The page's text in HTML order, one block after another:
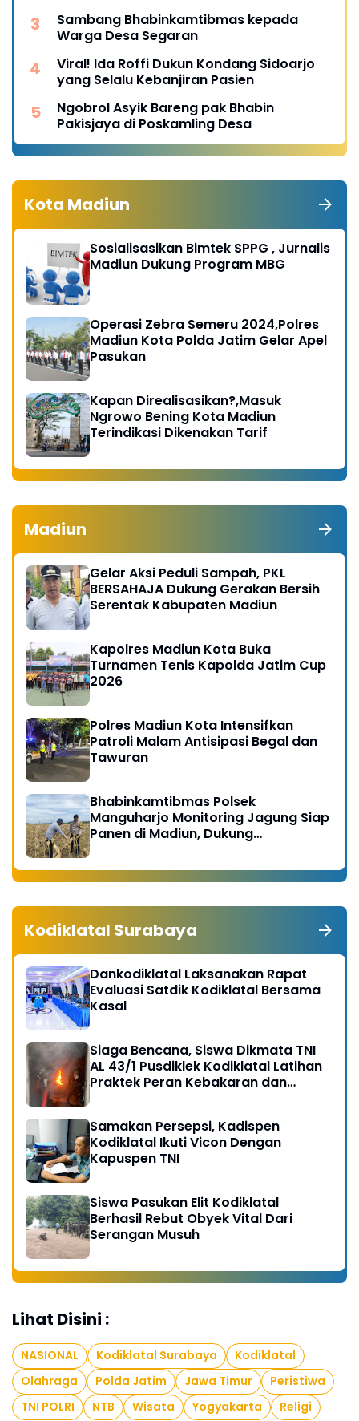
Sambang Bhabinkamtibmas kepada
Warga Desa Segaran
Viral! Ida Roffi Dukun Kondang Sidoarjo
yang Selalu Kebanjiran Pasien
Ngobrol Asyik Bareng pak Bhabin
Pakisjaya di Poskamling Desa
Kota Madiun
Sosialisasikan Bimtek SPPG , Jurnalis
Madiun Dukung Program MBG
Operasi Zebra Semeru 2024,Polres
Madiun Kota Polda Jatim Gelar Apel
Pasukan
Kapan Direalisasikan?,Masuk
Ngrowo Bening Kota Madiun
Terindikasi Dikenakan Tarif
Madiun
Gelar Aksi Peduli Sampah, PKL
BERSAHAJA Dukung Gerakan Bersih
Serentak Kabupaten Madiun
Kapolres Madiun Kota Buka
Turnamen Tenis Kapolda Jatim Cup
2026
Polres Madiun Kota Intensifkan
Patroli Malam Antisipasi Begal dan
Tawuran
Bhabinkamtibmas Polsek
Manguharjo Monitoring Jagung Siap
Panen di Madiun, Dukung
Kodiklatal Surabaya
Dankodiklatal Laksanakan Rapat
Evaluasi Satdik Kodiklatal Bersama
Kasal
Siaga Bencana, Siswa Dikmata TNI
AL 43/1 Pusdiklek Kodiklatal Latihan
Praktek Peran Kebakaran dan
Samakan Persepsi, Kadispen
Kodiklatal Ikuti Vicon Dengan
Kapuspen TNI
Siswa Pasukan Elit Kodiklatal
Berhasil Rebut Obyek Vital Dari
Serangan Musuh
Lihat Disini :
NASIONAL Kodiklatal Surabaya
Kodiklatal
Olahraga
Polda Jatim Jawa Timur
Peristiwa
TNI POLRI
NTB Wisata Yogyakarta Religi